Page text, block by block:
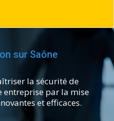
sur Saône
la sécurité de
entreprise par la mise
et efficaces.